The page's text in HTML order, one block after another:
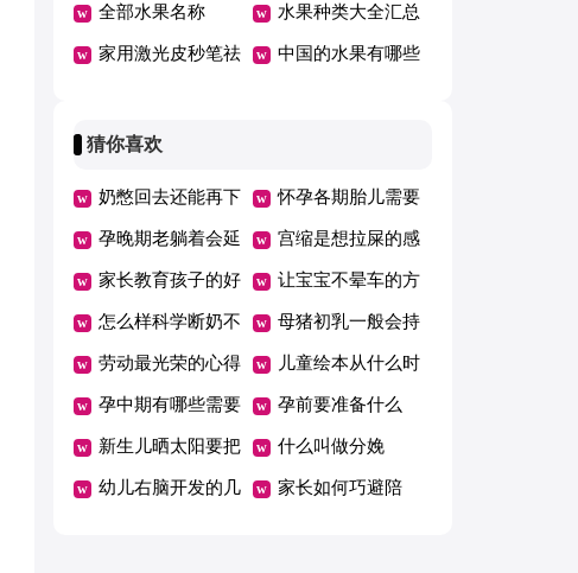
职场生活 处
全部水果名称 水果种类大全汇总
家用激光皮秒笔祛 中国的水果有哪些
猜你喜欢
奶憋回去还能再下
来吗
怀孕各期胎儿需要
的营养
孕晚期老躺着会延
期吗
宫缩是想拉屎的感
觉吗
家长教育孩子的好
方法总结一年级
让宝宝不晕车的方
法
怎么样科学断奶不
坑娃
母猪初乳一般会持
续几天
劳动最光荣的心得
体会范文（精选5
篇）
儿童绘本从什么时
候开始看有哪些好
处
孕中期有哪些需要
注意的事项
孕前要准备什么
新生儿晒太阳要把
衣服脱了吗
什么叫做分娩
幼儿右脑开发的几 家长如何巧避陪